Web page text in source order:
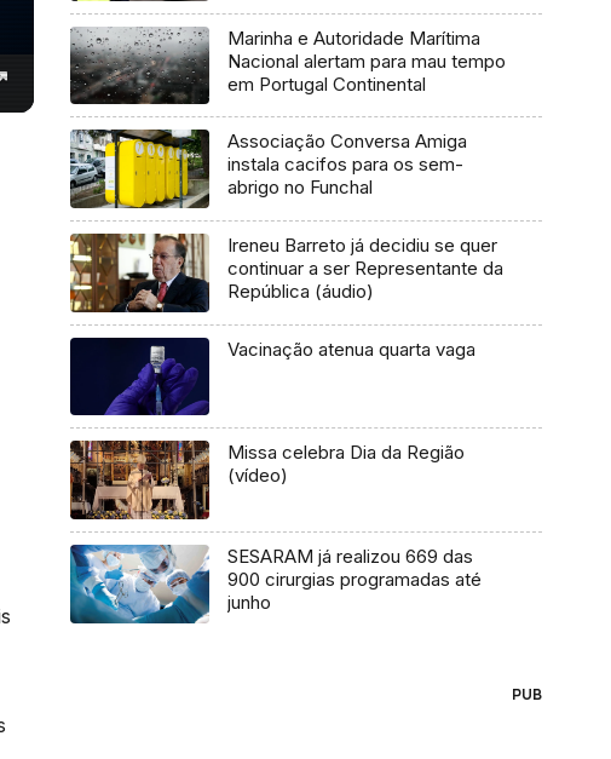
Marinha e Autoridade Marítima
Nacional alertam para mau tempo
em Portugal Continental
Associação Conversa Amiga
instala cacifos para os sem-
abrigo no Funchal
Ireneu Barreto já decidiu se quer
continuar a ser Representante da
República (áudio)
Vacinação atenua quarta vaga
Missa celebra Dia da Região
(vídeo)
SESARAM já realizou 669 das
900 cirurgias programadas até
junho
PUB